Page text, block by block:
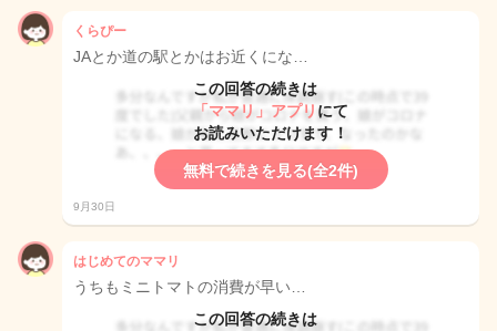
くらぴー
JAとか道の駅とかはお近くにな…
この回答の続きは
「ママリ」アプリ にて
お読みいただけます！
無料で続きを見る(全2件)
9月30日
はじめてのママリ
うちもミニトマトの消費が早い…
この回答の続きは